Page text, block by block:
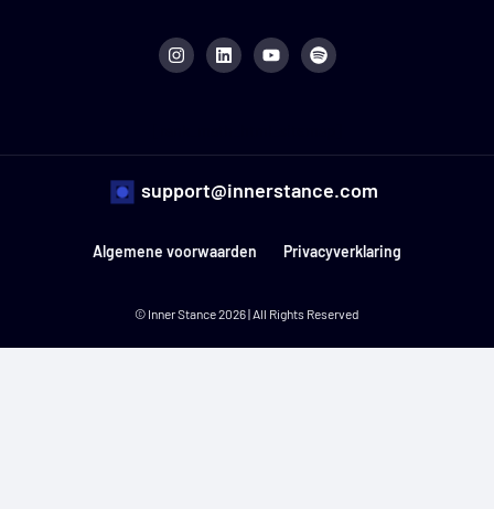
n
s
t
i
n
k
o
u
t
p
o
t
support@innerstance.com
Algemene voorwaarden Privacyverklaring
© Inner Stance 2026 | All Rights Reserved